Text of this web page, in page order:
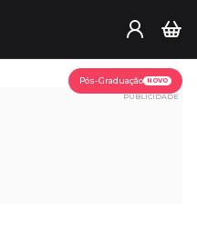
Pós-Graduação NOVO
PUBLICIDADE